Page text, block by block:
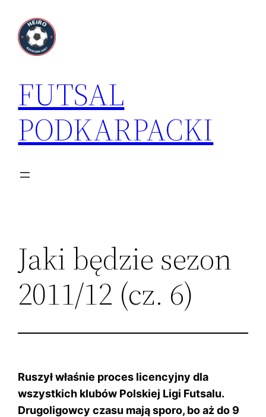
treści
FUTSAL
PODKARPACKI
Jaki będzie sezon
2011/12 (cz. 6)
Ruszył właśnie proces licencyjny dla
wszystkich klubów Polskiej Ligi Futsalu.
Drugoligowcy czasu mają sporo, bo aż do 9